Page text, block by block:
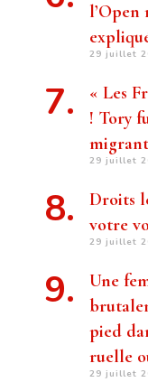
29 juillet
« Les
! Tory
29 juillet
Droits
votre
29 juillet
Une
pied
ruelle
29 juillet